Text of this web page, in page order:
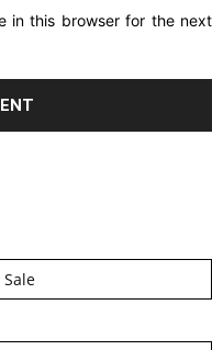
in this browser for the next